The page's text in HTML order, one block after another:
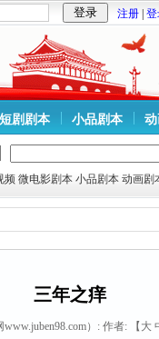
注册
短剧剧本 小品剧本
频 微电影剧本 小品剧本 动画剧
三年之痒
）: 作者: 【 大